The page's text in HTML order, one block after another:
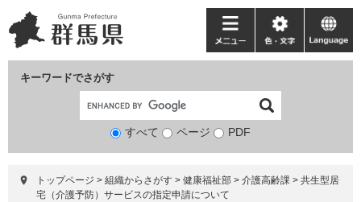
ー
ジ
ニ
ュ
て
キーワードでさがす
検
象
すべて ページ PDF
メ
ニ
ー
色・
文
language
トップページ > 組織からさがす > 健康福祉部 > 介護高齢課 > 共生型居
宅（介護予防）サービスの指定申請について